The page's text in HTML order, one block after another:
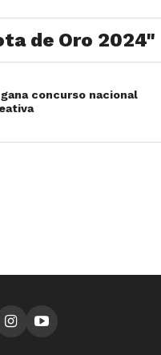
de Oro 2024"
concurso nacional